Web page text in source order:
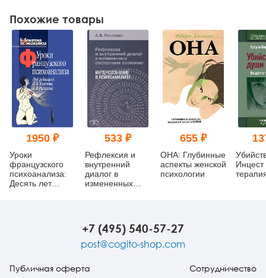
Похожие товары
1950 ₽
Уроки
французского
психоанализа:
Десять лет
533 ₽
Рефлексия и
внутренний
диалог в
измененных
(pdf)
655 ₽
ОНА: Глубинные
аспекты женской
психологии
Инцест
+7 (495) 540-57-27
post@cogito-shop.com
Публичная оферта Сотрудничество